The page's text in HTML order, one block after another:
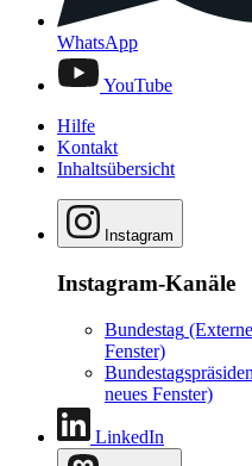
WhatsApp
YouTube
Hilfe
Kontakt
Inhaltsübersicht
Instagram
Instagram-Kanäle
Bundestag
Fenster)
neues Fenster)
LinkedIn